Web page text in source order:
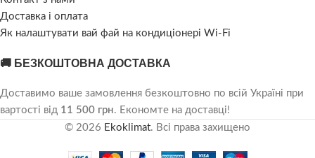
Доставка і оплата
Як налаштувати вай фай на кондиціонері Wi-Fi
🚚 БЕЗКОШТОВНА ДОСТАВКА
Доставимо ваше замовлення безкоштовно по всій Україні при
вартості від 11 500 грн. Економте на доставці!
© 2026 Ekoklimat. Всі права захищено